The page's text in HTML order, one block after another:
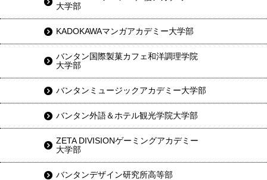
大学部
KADOKAWAマンガアカデミー大学部
バンタン国際製菓カフェ和洋調理学院
大学部
バンタンミュージックアカデミー大学部
バンタン外語＆ホテル観光学院大学部
ZETA DIVISIONゲーミングアカデミー
大学部
バンタンデザイン研究所高等部